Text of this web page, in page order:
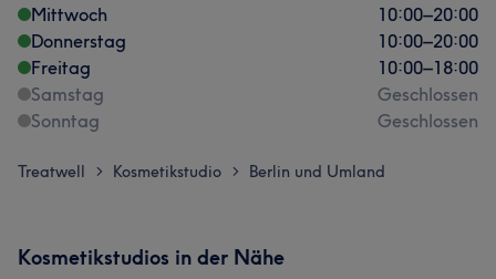
Mittwoch
10:00–20:00
Donnerstag
10:00–20:00
Freitag
10:00–18:00
Samstag
Geschlossen
Sonntag
Geschlossen
Treatwell > Kosmetikstudio > Berlin und Umland
Kosmetikstudios in der Nähe